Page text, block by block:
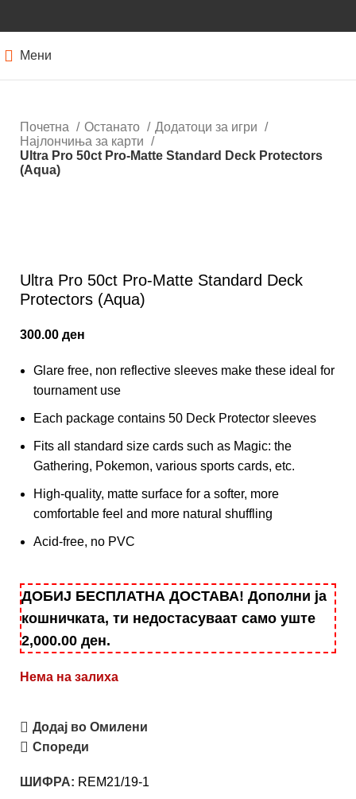
Мени
Почетна Останато
Додатоци за игри
Најлончиња за карти
Ultra Pro 50ct Pro-Matte Standard Deck Protectors
(Aqua)
Ultra Pro 50ct Pro-Matte Standard Deck
Protectors (Aqua)
300.00 ден
Glare free, non reflective sleeves make these ideal for
tournament use
Each package contains 50 Deck Protector sleeves
Fits all standard size cards such as Magic: the
Gathering, Pokemon, various sports cards, etc.
High-quality, matte surface for a softer, more
comfortable feel and more natural shuffling
Acid-free, no PVC
ДОБИЈ БЕСПЛАТНА ДОСТАВА! Дополни ја
кошничката, ти недостасуваат само уште
2,000.00 ден.
Нема на залиха
Додај во Омилени
Спореди
ШИФРА: REM21/19-1